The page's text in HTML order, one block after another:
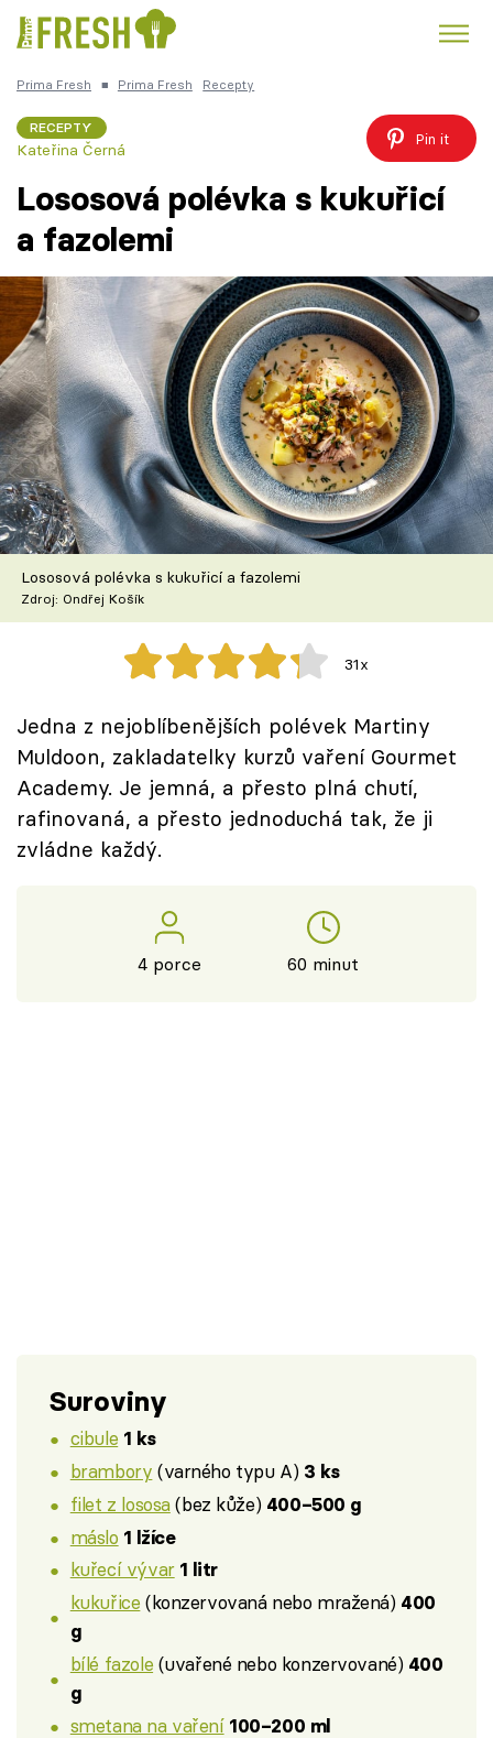
Česká kuchyně
Témata
Recepty
Články
TV Program
Škola vaření
Recepty z TV
Speciál: Cuketa
Těhotnej kuchař
Sledujte prima+
Přihlášení
Prima Fresh ■ Prima Fresh Recepty
RECEPTY
Kateřina Černá
Pin it
Lososová polévka s kukuřicí
a fazolemi
Lososová polévka s kukuřicí a fazolemi
Zdroj: Ondřej Košík
31x
Jedna z nejoblíbenějších polévek Martiny
Muldoon, zakladatelky kurzů vaření Gourmet
Academy. Je jemná, a přesto plná chutí,
rafinovaná, a přesto jednoduchá tak, že ji
zvládne každý.
4 porce 60 minut
Suroviny
cibule 1 ks
brambory (varného typu A) 3 ks
filet z lososa(bez kůže) 400–500 g
máslo 1 lžíce
kuřecí vývar 1 litr
kukuřice (konzervovaná nebo mražená) 400
g
bílé fazole (uvařené nebo konzervované) 400
g
smetana na vaření 100–200 ml